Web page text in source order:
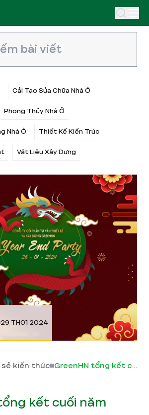
Cải Tạo Sửa Chữa Nhà Ở
Phong Thủy Nhà Ở
Nhà Ở Thiết Kế Kiến Trúc
Vật Liệu Xây Dựng
29 TH01 2024
sẻ kiến thức GreenHN tổng kết cuối năm 2023 - Gắn kết tinh thần đội ngũ
kết cuối năm